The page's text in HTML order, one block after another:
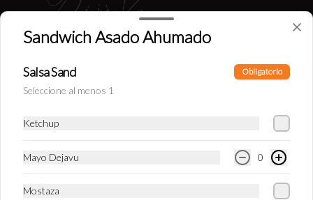
Conócenos
Términos y condiciones
Política de privacidad
Redes sociales
Sandwich Asado Ahumado
Salsa Sand Obligatorio
Seleccione al menos 1
Ketchup
Mayo Dejavu 0
Mostaza